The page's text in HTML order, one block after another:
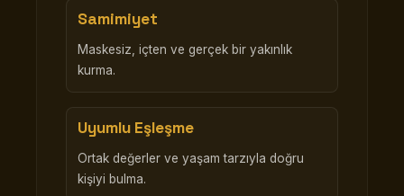
Samimiyet
Maskesiz, içten ve gerçek bir yakınlık
kurma.
Uyumlu Eşleşme
Ortak değerler ve yaşam tarzıyla doğru
kişiyi bulma.